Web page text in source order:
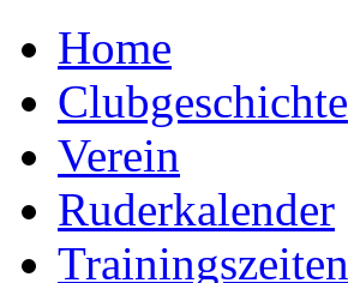
Home
Clubgeschichte
Verein
Ruderkalender
Trainingszeiten